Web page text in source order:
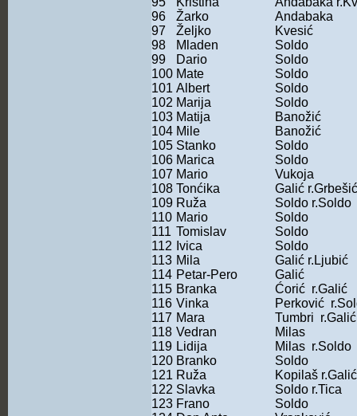
96
Žarko
Andabaka
97
Željko
Kvesić
98
Mladen
Soldo
99
Dario
Soldo
100 Mate
Soldo
101 Albert
Soldo
102 Marija
Soldo
103 Matija
Banožić
104 Mile
Banožić
105 Stanko
Soldo
106 Marica
Soldo
107 Mario
Vukoja
108 Tonćika
Galić r.Grbešić
109 Ruža
Soldo r.Soldo
110 Mario
Soldo
111 Tomislav
Soldo
112 Ivica
Soldo
113 Mila
Galić r.Ljubić
114 Petar-Pero
Galić
115 Branka
Ćorić r.Galić
116 Vinka
Perković
117 Mara
Tumbri r.Galić
118 Vedran
Milas
119 Lidija
Milas r.Soldo
120 Branko
Soldo
121 Ruža
Kopilaš r.Galić
122 Slavka
Soldo r.Tica
123 Frano
Soldo